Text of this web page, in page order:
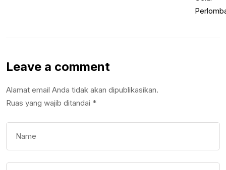
Leave a comment
Alamat email Anda tidak akan dipublikasikan.
Ruas yang wajib ditandai *